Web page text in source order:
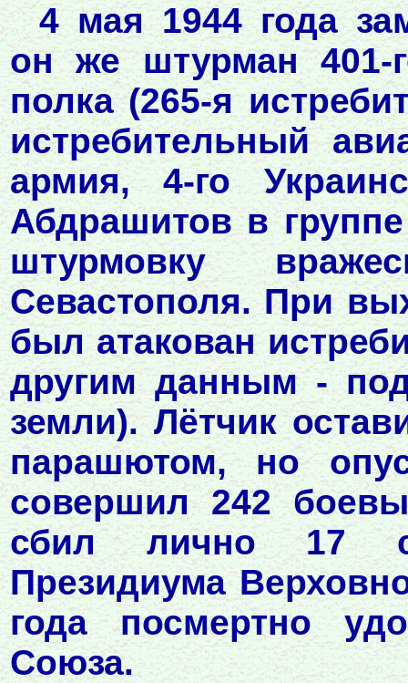
4 мая 1944 года
он же штурман 401-
полка (265-я
истребительный
армия, 4-го
Абдрашитов в
штурмовку
Севастополя. При
был атакован
другим данным -
земли). Лётчик
парашютом, но
совершил 242
сбил лично 17
Президиума
года посмертно
Союза.